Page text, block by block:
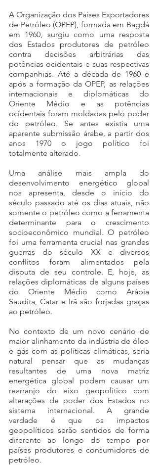
A Organização dos Países Exportadores
de Petróleo (OPEP), formada em Bagdá
em 1960, surgiu como uma resposta
dos Estados produtores de petróleo
contra decisões arbitrárias das
potências ocidentais e suas respectivas
companhias. Até a década de 1960 e
após a formação da OPEP, as relações
internacionais e diplomáticas do
Oriente Médio e as potências
ocidentais foram moldadas pelo poder
do petróleo. Se antes existia uma
aparente submissão árabe, a partir dos
anos 1970 o jogo político foi
totalmente alterado.
Uma análise mais ampla do
desenvolvimento energético global
nos apresenta, desde o início do
século passado até os dias atuais, não
somente o petróleo como a ferramenta
determinante para o crescimento
socioeconômico mundial. O petróleo
foi uma ferramenta crucial nas grandes
guerras do século XX e diversos
conflitos foram alimentados pela
disputa de seu controle. E, hoje, as
relações diplomáticas de alguns países
do Oriente Médio como Arábia
Saudita, Catar e Irã são forjadas graças
ao petróleo.
No contexto de um novo cenário de
maior alinhamento da indústria de óleo
e gás com as políticas climáticas, seria
natural pensar que as mudanças
resultantes de uma nova matriz
energética global podem causar um
rearranjo do eixo geopolítico com
alterações de poder dos Estados no
sistema internacional. A grande
verdade é que os impactos
geopolíticos serão sentidos de forma
diferente ao longo do tempo por
países produtores e consumidores de
petróleo.